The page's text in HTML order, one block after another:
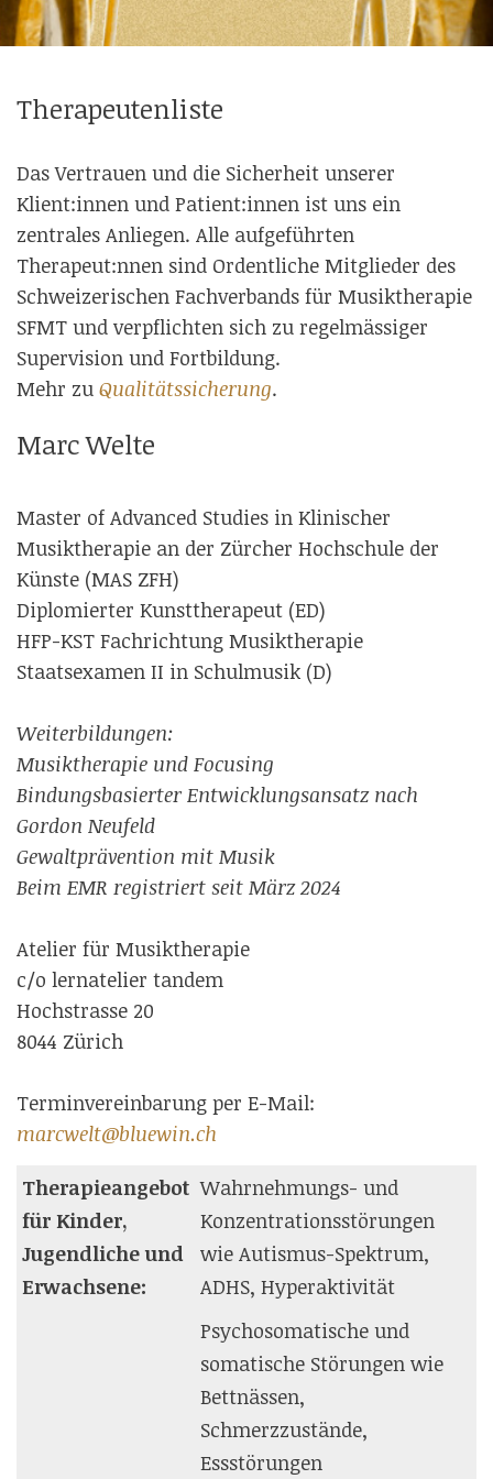
Therapeutenliste
Das Vertrauen und die Sicherheit unserer
Klient:innen und Patient:innen ist uns ein
zentrales Anliegen. Alle aufgeführten
Therapeut:nnen sind Ordentliche Mitglieder des
Schweizerischen Fachverbands für Musiktherapie
SFMT und verpflichten sich zu regelmässiger
Supervision und Fortbildung.
Mehr zu Qualitätssicherung.
Marc Welte
Master of Advanced Studies in Klinischer
Musiktherapie an der Zürcher Hochschule der
Künste (MAS ZFH)
Diplomierter Kunsttherapeut (ED)
HFP-KST Fachrichtung Musiktherapie
Staatsexamen II in Schulmusik (D)
Weiterbildungen:
Musiktherapie und Focusing
Bindungsbasierter Entwicklungsansatz nach
Gordon Neufeld
Gewaltprävention mit Musik
Beim EMR registriert seit März 2024
Atelier für Musiktherapie
c/o lernatelier tandem
Hochstrasse 20
8044 Zürich
Terminvereinbarung per E-Mail:
marcwelt@bluewin.ch
Therapieangebot
für Kinder,
Jugendliche und
Erwachsene:
Wahrnehmungs- und
Konzentrationsstörungen
wie Autismus-Spektrum,
ADHS, Hyperaktivität
Psychosomatische und
somatische Störungen wie
Bettnässen,
Schmerzzustände,
Essstörungen